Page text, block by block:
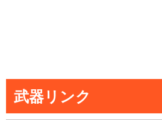
武器リンク